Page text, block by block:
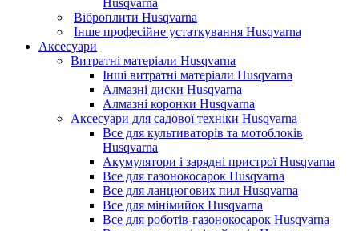
Husqvarna
Віброплити Husqvarna
Інше професійне устаткування Husqvarna
Аксесуари
Витратні матеріали Husqvarna
Інші витратні матеріали Husqvarna
Алмазні диски Husqvarna
Алмазні коронки Husqvarna
Аксесуари для садової техніки Husqvarna
Все для культиваторів та мотоблоків
Husqvarna
Акумулятори і зарядні пристрої Husqvarna
Все для газонокосарок Husqvarna
Все для ланцюгових пил Husqvarna
Все для мінімийок Husqvarna
Все для роботів-газонокосарок Husqvarna